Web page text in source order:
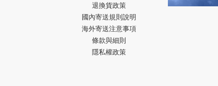
退換貨政策
國內寄送規則說明
海外寄送注意事項
條款與細則
隱私權政策